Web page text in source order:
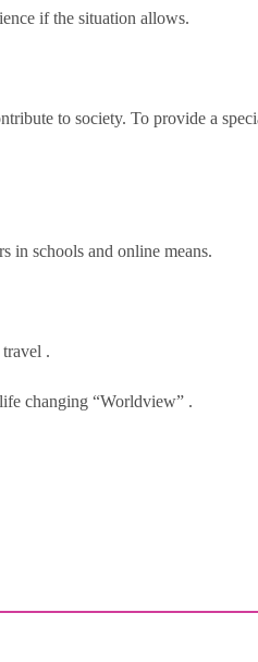
if the situation allows.
to society. To provide a
in schools and online means.
.
changing “Worldview” .